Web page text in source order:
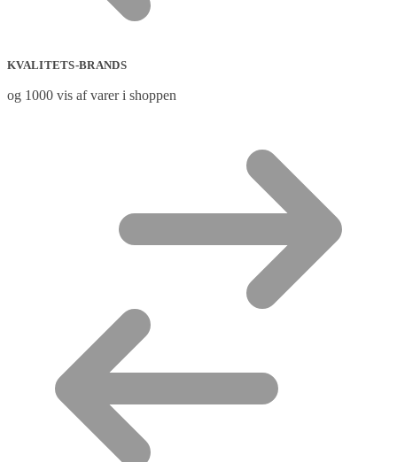
KVALITETS-BRANDS
og 1000 vis af varer i shoppen